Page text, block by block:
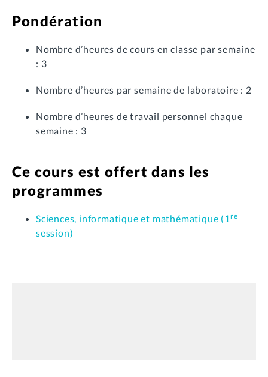
Pondération
Nombre d’heures de cours en classe par semaine
: 3
Nombre d’heures par semaine de laboratoire : 2
Nombre d’heures de travail personnel chaque
semaine : 3
Ce cours est offert dans les
programmes
Sciences, informatique et mathématique (1 re
session)